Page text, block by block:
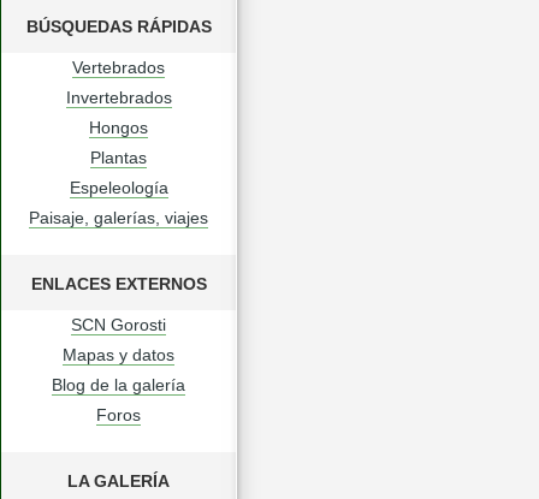
BÚSQUEDAS RÁPIDAS
Vertebrados
Invertebrados
Hongos
Plantas
Espeleología
Paisaje, galerías, viajes
ENLACES EXTERNOS
SCN Gorosti
Mapas y datos
Blog de la galería
Foros
LA GALERÍA